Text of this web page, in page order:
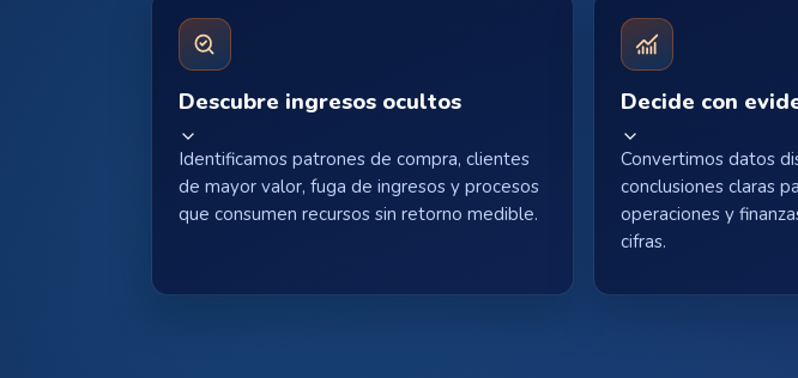
Descubre ingresos ocultos
Identificamos patrones de compra, clientes
de mayor valor, fuga de ingresos y procesos
que consumen recursos sin retorno medible.
Decide con
Convertimos datos
conclusiones claras
operaciones y
cifras.